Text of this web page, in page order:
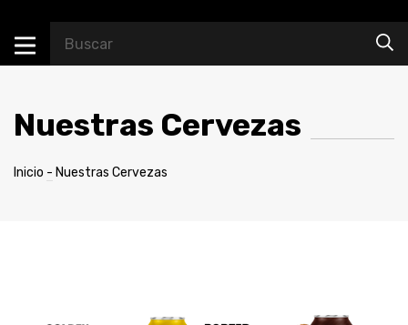
Nuestras Cervezas
Inicio - Nuestras Cervezas